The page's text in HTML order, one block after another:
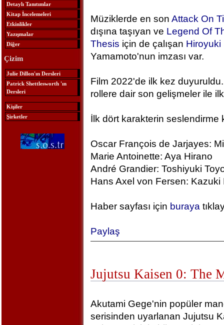
Detaylı Tanıtımlar
Kitap İncelemeleri
Etkinlikler
Yazışmalar
Diğer
Çizim
Julie Dillon'ın Dersleri
Patrick Shettlesworth 'ın
Dersleri
Kişiler
Şirketler
Müziklerde en son Attack On
dışına taşıyan ve Legend Of
Thesis için de çalışan Hiroyuki
Yamamoto'nun imzası var.
Film 2022'de ilk kez
rollere dair son gelişmeler ile ilk
İlk dört karakterin seslendirme
Oscar François de Jarjayes:
Marie Antoinette: Aya Hirano
André Grandier: Toshiyuki
Hans Axel von Fersen: Kazuki
Haber sayfası için buraya
Paylaş
Jujutsu Kaisen 0: The
Akutami Gege'nin popüler
serisinden uyarlanan Jujutsu